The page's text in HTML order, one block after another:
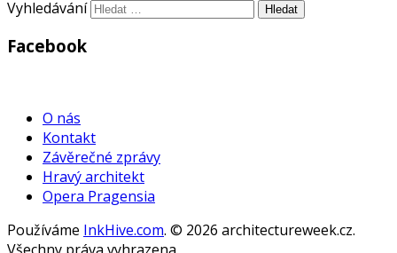
Vyhledávání
Facebook
O nás
Kontakt
Závěrečné zprávy
Hravý architekt
Opera Pragensia
Používáme InkHive.com. © 2026 architectureweek.cz.